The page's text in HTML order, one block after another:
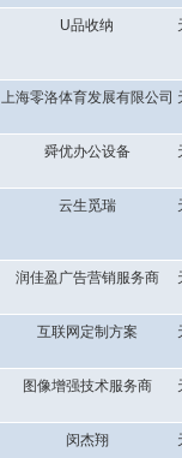
U品收纳
上海零洛体育发展有限公司
舜优办公设备
云生觅瑞
润佳盈广告营销服务商
互联网定制方案
图像增强技术服务商
闵杰翔